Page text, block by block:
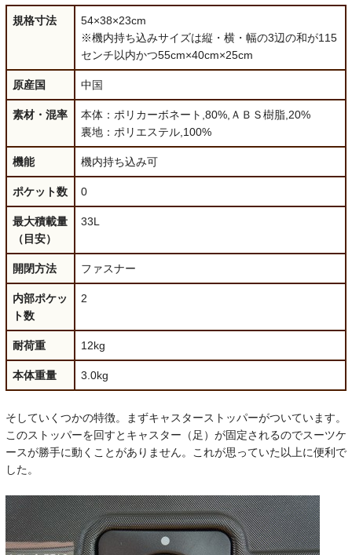
規格寸法
54×38×23cm
※機内持ち込みサイズは縦・横・幅の3辺の和が115
センチ以内かつ55cm×40cm×25cm
原産国 中国
素材・混率
本体：ポリカーボネート,80%,ＡＢＳ樹脂,20%
裏地：ポリエステル,100%
機能 機内持ち込み可
ポケット数 0
最大積載量
（目安）
33L
開閉方法 ファスナー
内部ポケッ
ト数
2
耐荷重 12kg
本体重量 3.0kg
そしていくつかの特徴。まずキャスターストッパーがついています。
このストッパーを回すとキャスター（足）が固定されるのでスーツケ
ースが勝手に動くことがありません。これが思っていた以上に便利で
した。